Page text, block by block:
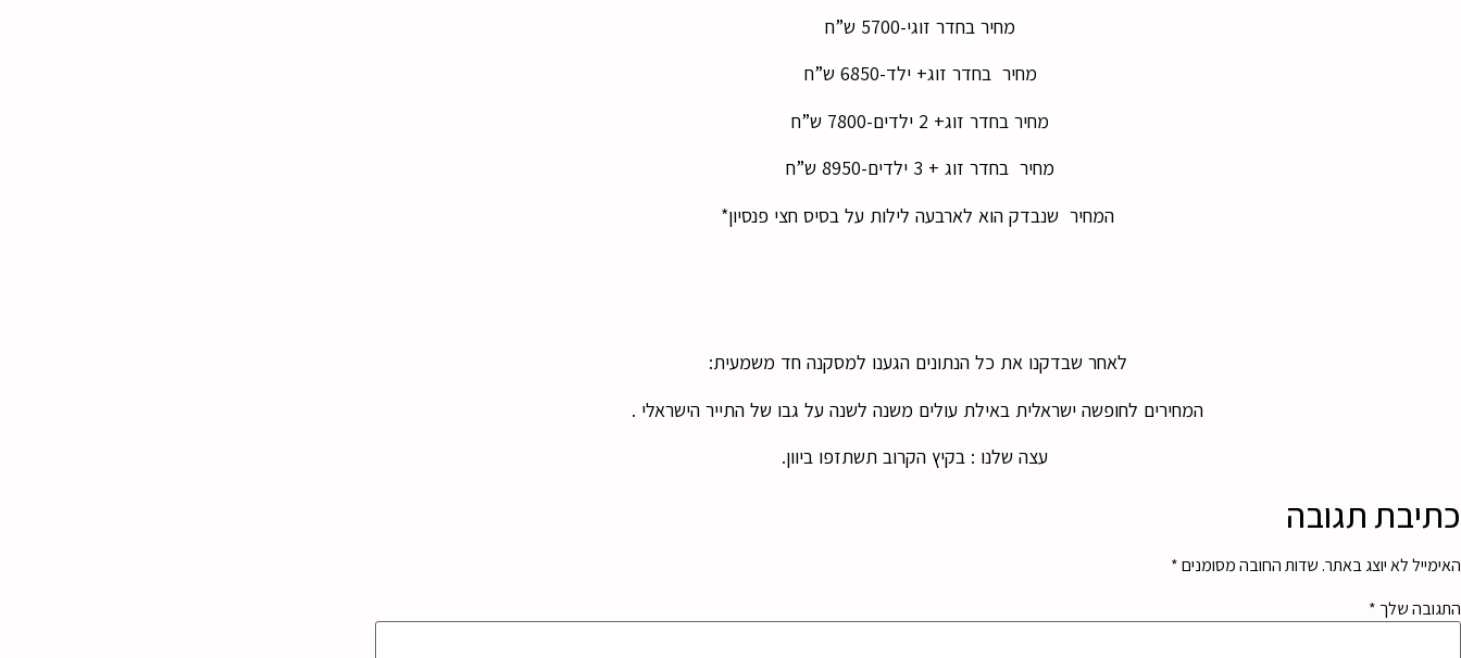
מחיר בחדר זוגי-5700 ש”ח
מחיר בחדר זוג+ ילד-6850 ש”ח
מחיר בחדר זוג+ 2 ילדים-7800 ש”ח
מחיר בחדר זוג + 3 ילדים-8950 ש”ח
המחיר שנבדק הוא לארבעה לילות על בסיס חצי פנסיון*
לאחר שבדקנו את כל הנתונים הגענו למסקנה חד משמעית:
המחירים לחופשה ישראלית באילת עולים משנה לשנה על גבו של התייר הישראלי .
עצה שלנו : בקיץ הקרוב תשתזפו ביוון.
כתיבת תגובה
האימייל לא יוצג באתר. שדות החובה מסומנים*
התגובה שלך *